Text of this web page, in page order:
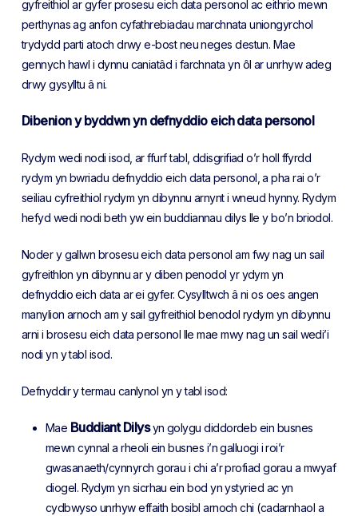
gyfreithiol ar gyfer prosesu eich data personol ac eithrio mewn
perthynas ag anfon cyfathrebiadau marchnata uniongyrchol
trydydd parti atoch drwy e-bost neu neges destun. Mae
gennych hawl i dynnu caniatâd i farchnata yn ôl ar unrhyw adeg
drwy gysylltu â ni.
Dibenion y byddwn yn defnyddio eich data personol
Rydym wedi nodi isod, ar ffurf tabl, ddisgrifiad o’r holl ffyrdd
rydym yn bwriadu defnyddio eich data personol, a pha rai o’r
seiliau cyfreithiol rydym yn dibynnu arnynt i wneud hynny. Rydym
hefyd wedi nodi beth yw ein buddiannau dilys lle y bo’n briodol.
Noder y gallwn brosesu eich data personol am fwy nag un sail
gyfreithlon yn dibynnu ar y diben penodol yr ydym yn
defnyddio eich data ar ei gyfer. Cysylltwch â ni os oes angen
manylion arnoch am y sail gyfreithiol benodol rydym yn dibynnu
arni i brosesu eich data personol lle mae mwy nag un sail wedi’i
nodi yn y tabl isod.
Defnyddir y termau canlynol yn y tabl isod:
Mae Buddiant Dilysyn golygu diddordeb ein busnes
mewn cynnal a rheoli ein busnes i’n galluogi i roi’r
gwasanaeth/cynnyrch gorau i chi a’r profiad gorau a mwyaf
diogel. Rydym yn sicrhau ein bod yn ystyried ac yn
cydbwyso unrhyw effaith bosibl arnoch chi (cadarnhaol a